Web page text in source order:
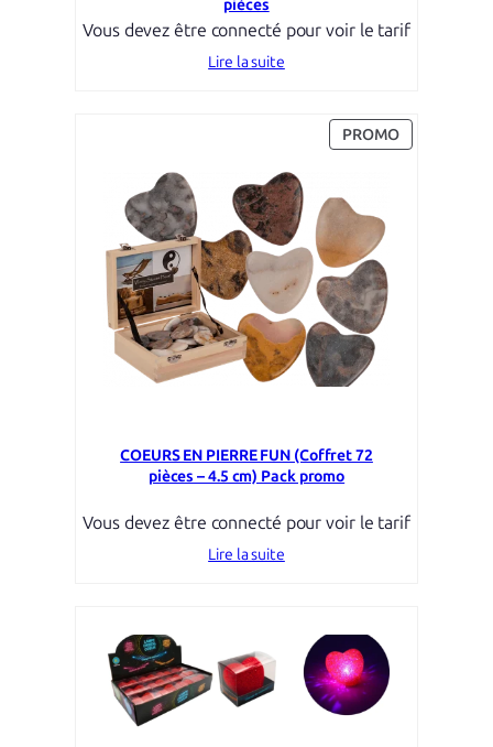
pièces
Vous devez être connecté pour voir le tarif
Lire la suite
PROMOPRODUIT
EN
COEURS EN PIERRE FUN (Coffret 72
pièces – 4.5 cm) Pack promo
Vous devez être connecté pour voir le tarif
Lire la suite